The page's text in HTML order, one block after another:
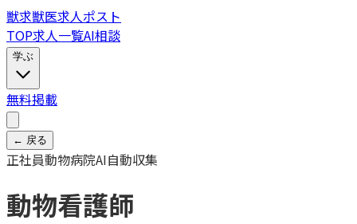
獣求獣医求人ポスト
TOP求人一覧AI相談
学ぶ
無料掲載
← 戻る
正社員動物病院AI自動収集
動物看護師